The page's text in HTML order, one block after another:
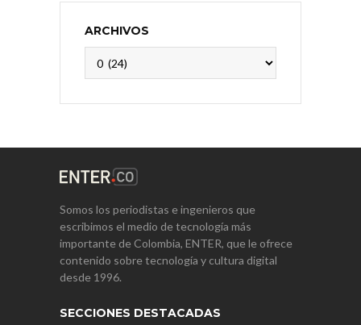
ARCHIVOS
Somos los periodistas e ingenieros que
escribimos el medio de tecnología más
importante de Colombia, ENTER, que le ofrece
contenido sobre tecnología y cultura digital
desde 1996.
SECCIONES DESTACADAS